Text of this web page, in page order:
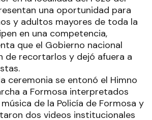
una oportunidad para
y adultos mayores de toda la
en una competencia,
que el Gobierno nacional
de recortarlos y dejó afuera a
ceremonia se entonó el Himno
a Formosa interpretados
de la Policía de Formosa y
dos videos institucionales